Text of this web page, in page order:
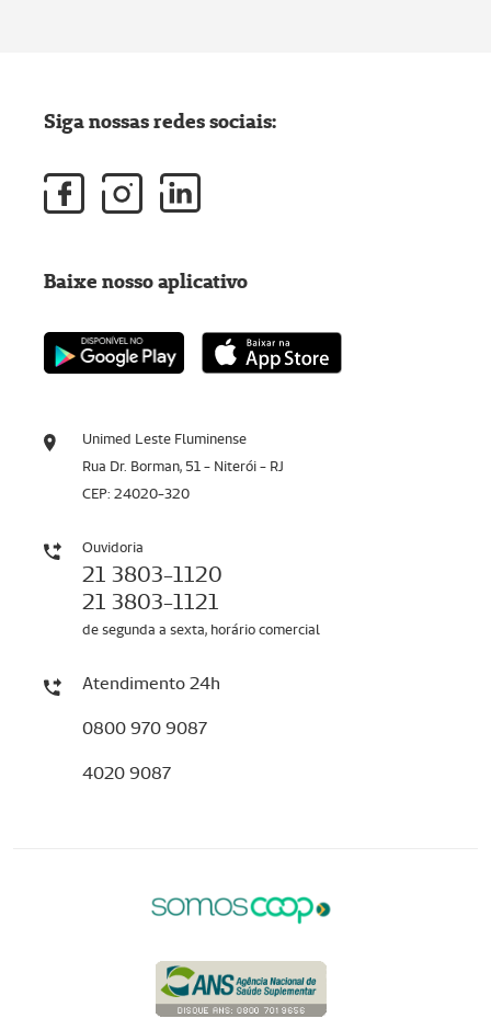
Unimed Leste Fluminense
Rua Dr. Borman, 51 - Niterói - RJ
CEP: 24020-320
Ouvidoria
21 3803-1120
21 3803-1121
de segunda a sexta, horário comercial
Atendimento 24h
0800 970 9087
4020 9087
Siga nossas redes sociais:
Baixe nosso aplicativo